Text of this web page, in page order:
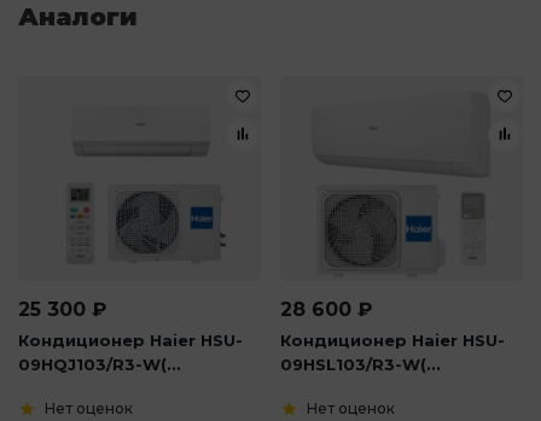
Аналоги
25 300 ₽
Кондиционер Haier HSU-
09HQJ103/R3-W(...
Нет оценок
28 600 ₽
Кондиционер Haier HSU-
09HSL103/R3-W(...
Нет оценок